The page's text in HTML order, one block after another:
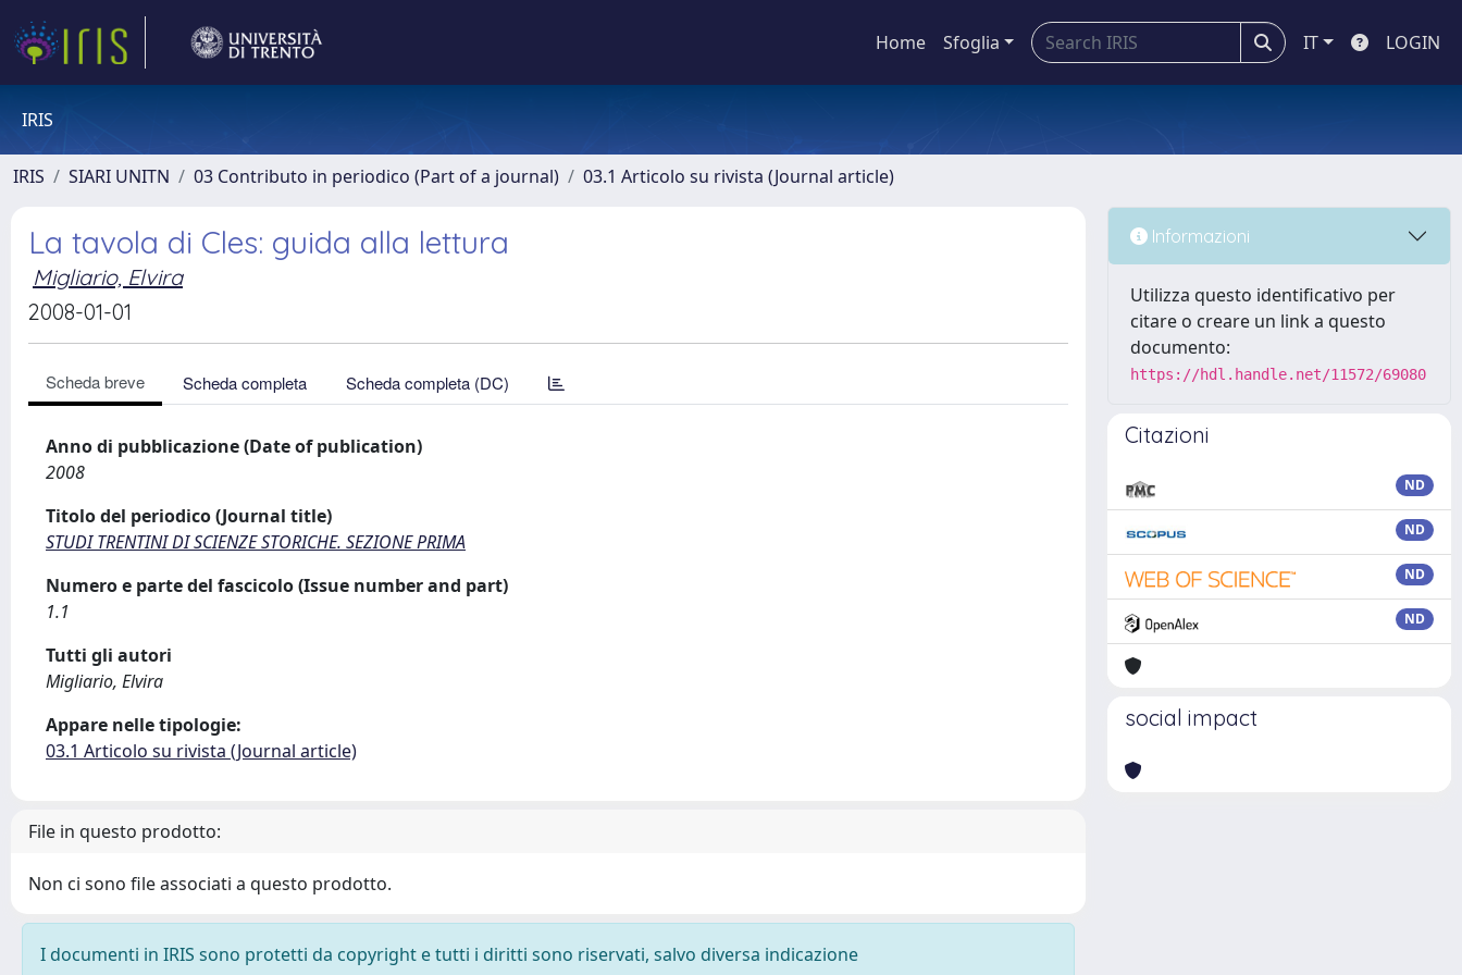
Home Sfoglia IT LOGIN
IRIS
IRIS SIARI UNITN 03 Contributo in periodico (Part of a journal) 03.1 Articolo su rivista (Journal article)
La tavola di Cles: guida alla lettura
Migliario, Elvira
2008-01-01
Scheda breve Scheda completa Scheda completa (DC)
Anno di pubblicazione (Date of publication)
2008
Titolo del periodico (Journal title)
STUDI TRENTINI DI SCIENZE STORICHE. SEZIONE PRIMA
Numero e parte del fascicolo (Issue number and part)
1.1
Tutti gli autori
Migliario, Elvira
Appare nelle tipologie:
03.1 Articolo su rivista (Journal article)
File in questo prodotto:
Non ci sono file associati a questo prodotto.
I documenti in IRIS sono protetti da copyright e tutti i diritti sono riservati, salvo diversa indicazione
Informazioni
Utilizza questo identificativo per
citare o creare un link a questo
documento:
https://hdl.handle.net/11572/69080
Citazioni
ND
ND
ND
ND
social impact